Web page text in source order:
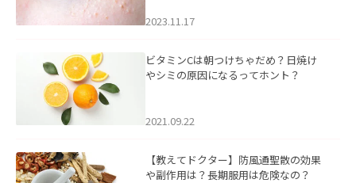
2023.11.17
ビタミンCは朝つけちゃだめ？日焼け
やシミの原因になるってホント？
2021.09.22
【教えてドクター】防風通聖散の効果
や副作用は？長期服用は危険なの？